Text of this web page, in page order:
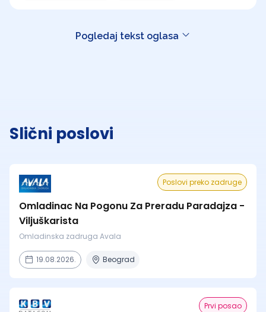
Pogledaj tekst oglasa
Slični poslovi
Poslovi preko zadruge
Omladinac Na Pogonu Za Preradu Paradajza -
Viljuškarista
Omladinska zadruga Avala
19.08.2026. Beograd
Prvi posao